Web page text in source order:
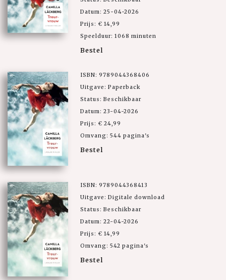
Datum: 25-04-2026
Prijs: € 14,99
Speelduur: 1068 minuten
Bestel
ISBN: 9789044368406
Uitgave: Paperback
Status: Beschikbaar
Datum: 23-04-2026
Prijs: € 24,99
Omvang: 544 pagina's
Bestel
ISBN: 9789044368413
Uitgave: Digitale download
Status: Beschikbaar
Datum: 22-04-2026
Prijs: € 14,99
Omvang: 542 pagina's
Bestel